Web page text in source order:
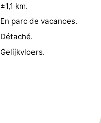
±1,1 km.
En parc de vacances.
Détaché.
Gelijkvloers.